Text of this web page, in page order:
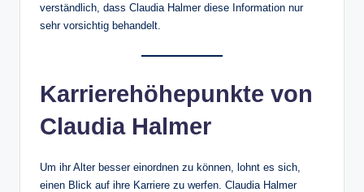
verständlich, dass Claudia Halmer diese Information nur
sehr vorsichtig behandelt.
Karrierehöhepunkte von
Claudia Halmer
Um ihr Alter besser einordnen zu können, lohnt es sich,
einen Blick auf ihre Karriere zu werfen. Claudia Halmer